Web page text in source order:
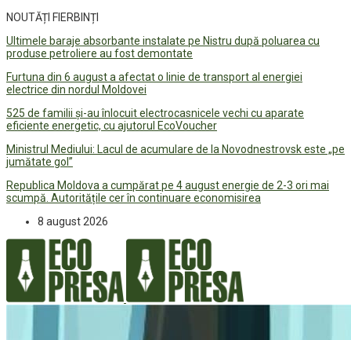
NOUTĂȚI FIERBINȚI
Ultimele baraje absorbante instalate pe Nistru după poluarea cu
produse petroliere au fost demontate
Furtuna din 6 august a afectat o linie de transport al energiei
electrice din nordul Moldovei
525 de familii și-au înlocuit electrocasnicele vechi cu aparate
eficiente energetic, cu ajutorul EcoVoucher
Ministrul Mediului: Lacul de acumulare de la Novodnestrovsk este „pe
jumătate gol”
Republica Moldova a cumpărat pe 4 august energie de 2-3 ori mai
scumpă. Autoritățile cer în continuare economisirea
8 august 2026